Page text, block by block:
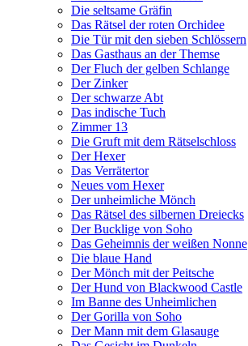
Die seltsame Gräfin
Das Rätsel der roten Orchidee
Die Tür mit den sieben Schlössern
Das Gasthaus an der Themse
Der Fluch der gelben Schlange
Der Zinker
Der schwarze Abt
Das indische Tuch
Zimmer 13
Die Gruft mit dem Rätselschloss
Der Hexer
Das Verrätertor
Neues vom Hexer
Der unheimliche Mönch
Das Rätsel des silbernen Dreiecks
Der Bucklige von Soho
Das Geheimnis der weißen Nonne
Die blaue Hand
Der Mönch mit der Peitsche
Der Hund von Blackwood Castle
Im Banne des Unheimlichen
Der Gorilla von Soho
Der Mann mit dem Glasauge